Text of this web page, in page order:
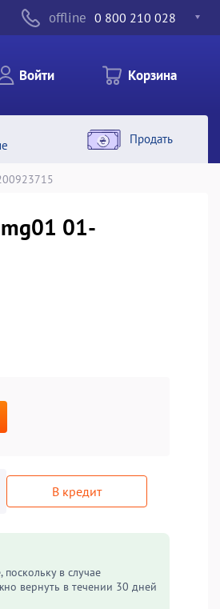
offline 0 800 210 028
Войти Корзина
Продать
01-
В кредит
в случае
вернуть в течении 30 дней